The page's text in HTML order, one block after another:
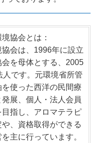
協会とは：
会は、1996年に設立
を母体とする、2005
です。元環境省所管
使った西洋の民間療
展、個人・法人会員
指し、アロマテラピ
、資格取得ができる
主に行っています。